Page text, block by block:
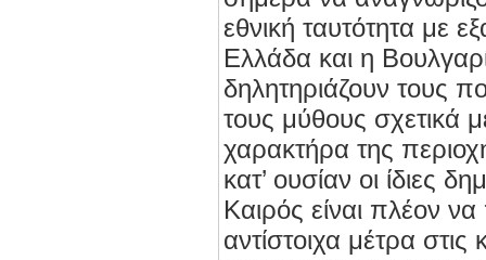
εθνική ταυτότητα με
Ελλάδα και η
δηλητηριάζουν τους
τους μύθους σχετικά
χαρακτήρα της
κατ’ ουσίαν οι ίδιες
Καιρός είναι πλέον
αντίστοιχα μέτρα